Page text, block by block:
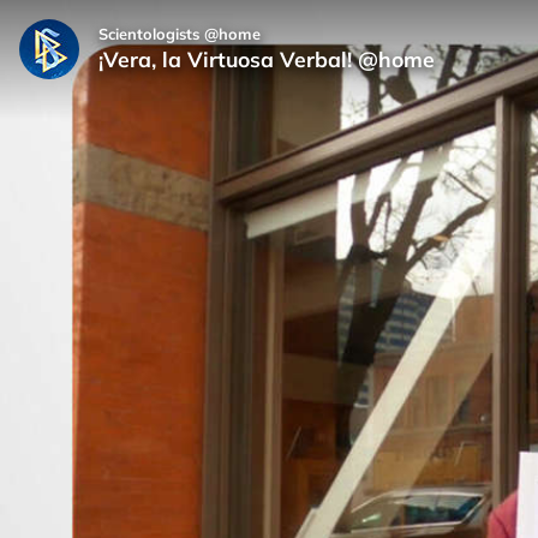
Scientologists @home
¡Vera, la Virtuosa Verbal! @home